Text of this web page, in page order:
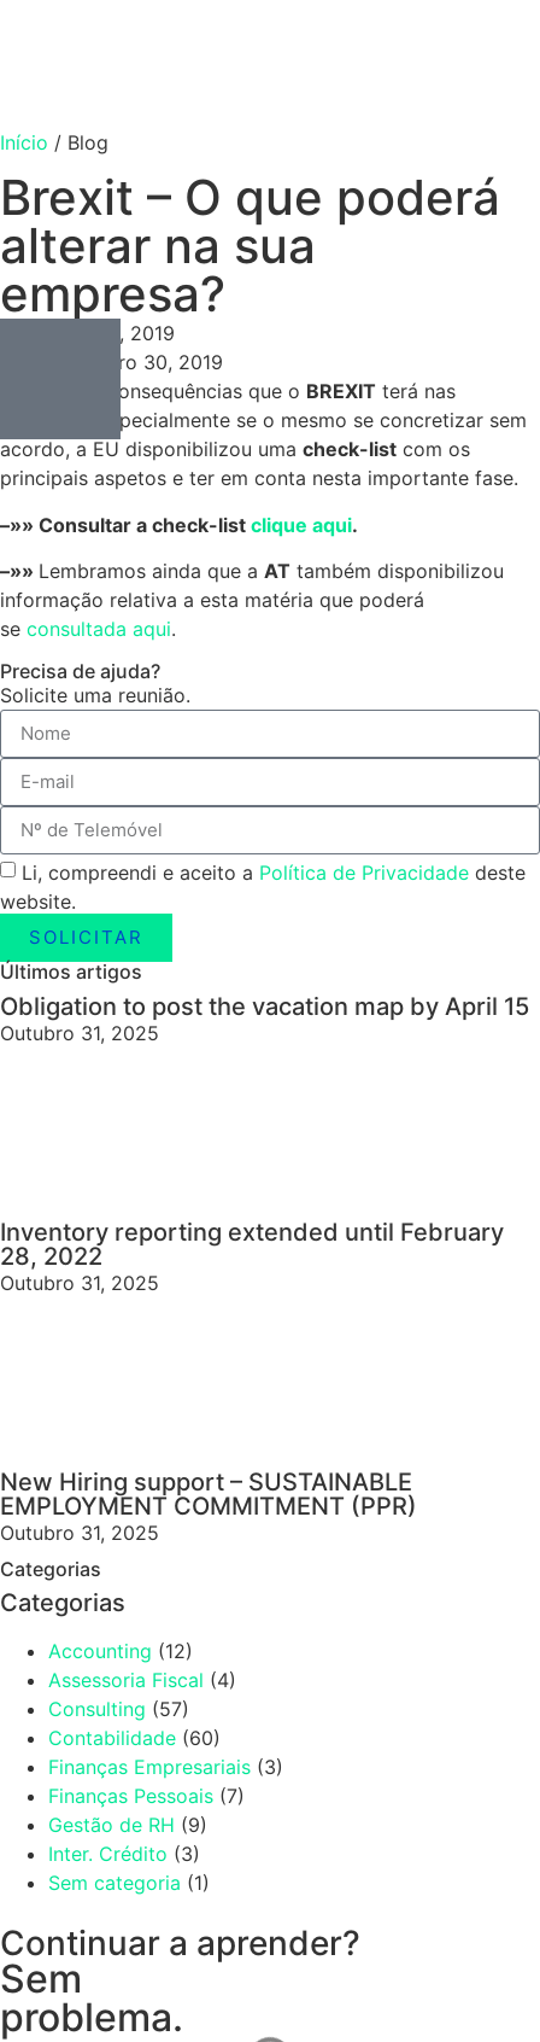
Início / Blog
Brexit – O que poderá
alterar na sua
empresa?
Setembro 30, 2019
Setembro 30, 2019
Sensível às consequências que o BREXIT terá nas
empresas, especialmente se o mesmo se concretizar sem
acordo, a EU disponibilizou uma check-list com os
principais aspetos e ter em conta nesta importante fase.
–»» Consultar a check-list clique aqui.
–»» Lembramos ainda que a AT também disponibilizou
informação relativa a esta matéria que poderá
se consultada aqui.
Precisa de ajuda?
Solicite uma reunião.
Li, compreendi e aceito a Política de Privacidade deste
website.
SOLICITAR
Últimos artigos
Obligation to post the vacation map by April 15
Outubro 31, 2025
Inventory reporting extended until February
28, 2022
Outubro 31, 2025
New Hiring support – SUSTAINABLE
EMPLOYMENT COMMITMENT (PPR)
Outubro 31, 2025
Categorias
Categorias
Accounting (12)
Assessoria Fiscal (4)
Consulting (57)
Contabilidade (60)
Finanças Empresariais (3)
Finanças Pessoais (7)
Gestão de RH (9)
Inter. Crédito (3)
Sem categoria (1)
Continuar a aprender?
Sem
problema.